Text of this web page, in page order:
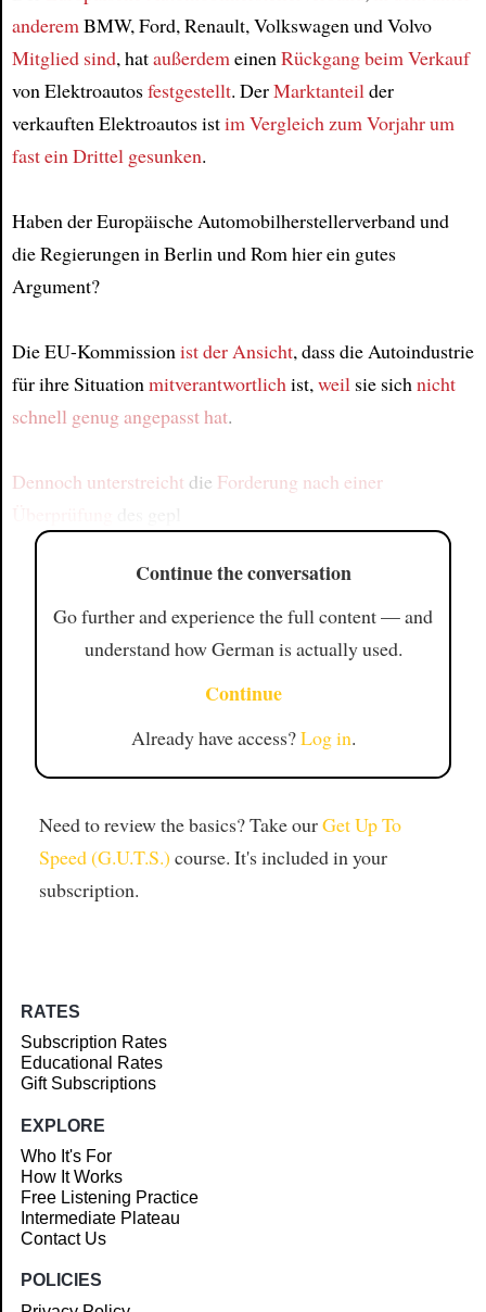
anderemBMW, Ford, Renault, Volkswagen und Volvo
Mitglied sind, hataußerdemeinenRückgang beim Verkauf
von Elektroautosfestgestellt. DerMarktanteilder
verkauften Elektroautos istim Vergleich zum Vorjahrum
fast ein Drittel gesunken.
Haben der Europäische Automobilherstellerverband und
die Regierungen in Berlin und Rom hier ein gutes
Argument?
Die EU-Kommissionist der Ansicht, dass die Autoindustrie
für ihre Situationmitverantwortlichist,weilsie sichnicht
schnell genugangepasst hat.
Dennoch unterstreicht die Forderung nach einer
Continue the conversation
Go further and experience the full content — and
understand how German is actually used.
Continue
Already have access?Log in.
Need to review the basics? Take ourGet Up To
Speed (G.U.T.S.) course. It's included in your
subscription.
RATES
Subscription Rates
Educational Rates
Gift Subscriptions
EXPLORE
Who It's For
How It Works
Free Listening Practice
Intermediate Plateau
Contact Us
POLICIES